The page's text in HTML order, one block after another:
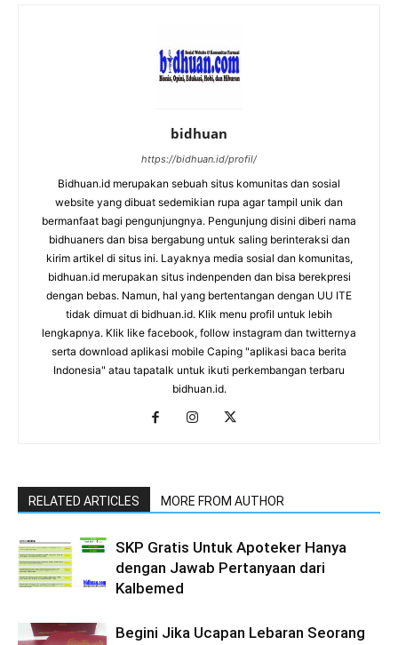
bidhuan
https://bidhuan.id/profil/
Bidhuan.id merupakan sebuah situs komunitas dan sosial
website yang dibuat sedemikian rupa agar tampil unik dan
bermanfaat bagi pengunjungnya. Pengunjung disini diberi nama
bidhuaners dan bisa bergabung untuk saling berinteraksi dan
kirim artikel di situs ini. Layaknya media sosial dan komunitas,
bidhuan.id merupakan situs indenpenden dan bisa berekpresi
dengan bebas. Namun, hal yang bertentangan dengan UU ITE
tidak dimuat di bidhuan.id. Klik menu profil untuk lebih
lengkapnya. Klik like facebook, follow instagram dan twitternya
serta download aplikasi mobile Caping "aplikasi baca berita
Indonesia" atau tapatalk untuk ikuti perkembangan terbaru
bidhuan.id.
RELATED ARTICLES MORE FROM AUTHOR
SKP Gratis Untuk Apoteker Hanya
dengan Jawab Pertanyaan dari
Kalbemed
Begini Jika Ucapan Lebaran Seorang